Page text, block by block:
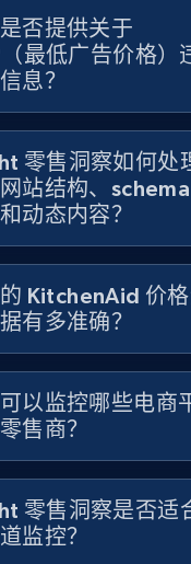
Availability, Reviews
global dataset -
by keyword
Brand, Description,
Availability, Reviews
global dataset
best sellers category
Brand, Description,
否提供关于
最低广告价格）
息？
零售洞察如何处
站结构、schema
动态内容？
KitchenAid 价
有多准确？
以监控哪些电商
售商？
零售洞察是否适
监控？